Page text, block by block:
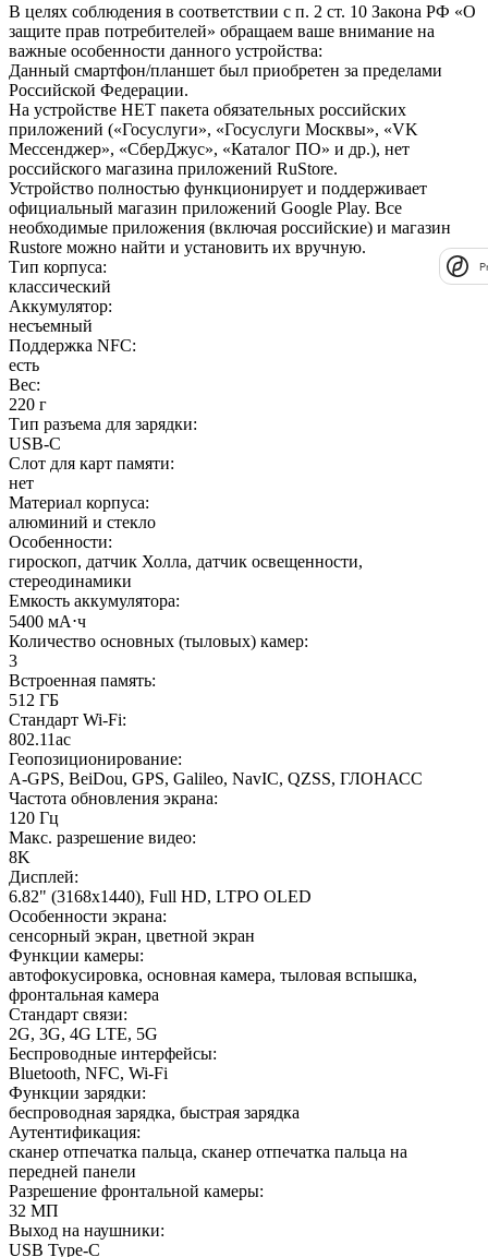
В целях соблюдения в соответствии с п. 2 ст. 10 Закона РФ «О
защите прав потребителей» обращаем ваше внимание на
важные особенности данного устройства:
Данный смартфон/планшет был приобретен за пределами
Российской Федерации.
На устройстве НЕТ пакета обязательных российских
приложений («Госуслуги», «Госуслуги Москвы», «VK
Мессенджер», «СберДжус», «Каталог ПО» и др.), нет
российского магазина приложений RuStore.
Устройство полностью функционирует и поддерживает
официальный магазин приложений Google Play. Все
необходимые приложения (включая российские) и магазин
Rustore можно найти и установить их вручную.
Тип корпуса:
классический
Аккумулятор:
несъемный
Поддержка NFC:
есть
Вес:
220 г
Тип разъема для зарядки:
USB-C
Слот для карт памяти:
нет
Материал корпуса:
алюминий и стекло
Особенности:
гироскоп, датчик Холла, датчик освещенности,
стереодинамики
Емкость аккумулятора:
5400 мА⋅ч
Количество основных (тыловых) камер:
3
Встроенная память:
512 ГБ
Стандарт Wi-Fi:
802.11ac
Геопозиционирование:
A-GPS, BeiDou, GPS, Galileo, NavIC, QZSS, ГЛОНАСС
Частота обновления экрана:
120 Гц
Макс. разрешение видео:
8K
Дисплей:
6.82" (3168x1440), Full HD, LTPO OLED
Особенности экрана:
сенсорный экран, цветной экран
Функции камеры:
автофокусировка, основная камера, тыловая вспышка,
фронтальная камера
Стандарт связи:
2G, 3G, 4G LTE, 5G
Беспроводные интерфейсы:
Bluetooth, NFC, Wi-Fi
Функции зарядки:
беспроводная зарядка, быстрая зарядка
Аутентификация:
сканер отпечатка пальца, сканер отпечатка пальца на
передней панели
Разрешение фронтальной камеры:
32 МП
Выход на наушники:
USB Type-C